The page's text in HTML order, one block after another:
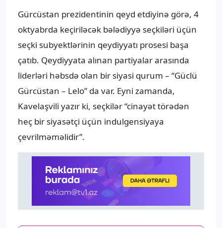
Gürcüstan prezidentinin qeyd etdiyinə görə, 4
oktyabrda keçiriləcək bələdiyyə seçkiləri üçün
seçki subyektlərinin qeydiyyatı prosesi başa
çatıb. Qeydiyyata alınan partiyalar arasında
liderləri həbsdə olan bir siyasi qurum – “Güclü
Gürcüstan – Lelo” da var. Eyni zamanda,
Kavelaşvili yazır ki, seçkilər “cinayət törədən
heç bir siyasətçi üçün indulgensiyaya
çevrilməməlidir”.